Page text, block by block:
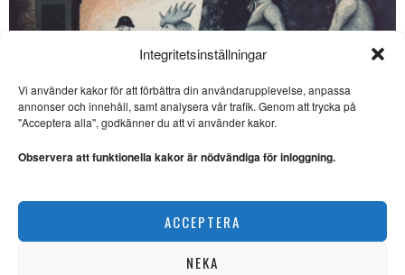
Integritetsinställningar
Vi använder kakor för att förbättra din användarupplevelse, anpassa
annonser och innehåll, samt analysera vår trafik. Genom att trycka på
"Acceptera alla", godkänner du att vi använder kakor.
Observera att funktionella kakor är nödvändiga för inloggning.
ACCEPTERA
NEKA
Ulf Eklund kombinerar kärvhet med värme
SE ÄVEN
sällan skådat slag
utställning med regissören
FOTOKONST. Bo